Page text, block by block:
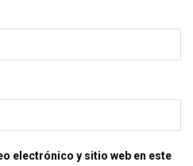
electrónico y sitio web en este